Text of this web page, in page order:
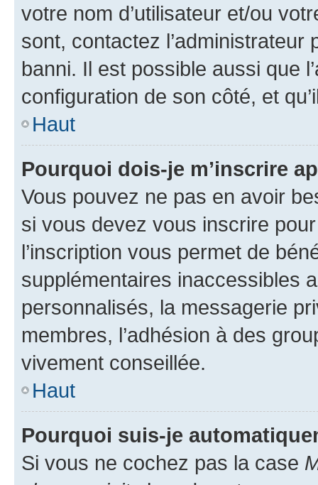
votre nom d’utilisateur et/ou
sont, contactez l’administrateur
banni. Il est possible aussi que
configuration de son côté, et
Haut
Pourquoi dois-je m’inscrire
Vous pouvez ne pas en avoir
si vous devez vous inscrire
l’inscription vous permet de
supplémentaires inaccessibles
personnalisés, la messagerie
membres, l’adhésion à des
vivement conseillée.
Haut
Pourquoi suis-je
Si vous ne cochez pas la case